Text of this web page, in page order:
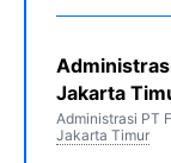
Jakarta
Administrasi PT
Jakarta Timur